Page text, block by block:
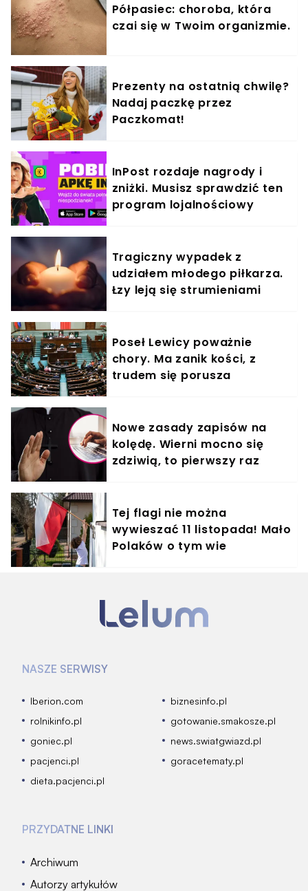
Półpasiec: choroba, która
czai się w Twoim organizmie.
Prezenty na ostatnią chwilę?
Nadaj paczkę przez
Paczkomat!
InPost rozdaje nagrody i
zniżki. Musisz sprawdzić ten
program lojalnościowy
Tragiczny wypadek z
udziałem młodego piłkarza.
Łzy leją się strumieniami
Poseł Lewicy poważnie
chory. Ma zanik kości, z
trudem się porusza
Nowe zasady zapisów na
kolędę. Wierni mocno się
zdziwią, to pierwszy raz
Tej flagi nie można
wywieszać 11 listopada! Mało
Polaków o tym wie
NASZE SERWISY
Iberion.com
biznesinfo.pl
rolnikinfo.pl
gotowanie.smakosze.pl
goniec.pl
news.swiatgwiazd.pl
pacjenci.pl
goracetematy.pl
dieta.pacjenci.pl
PRZYDATNE LINKI
Archiwum
Autorzy artykułów